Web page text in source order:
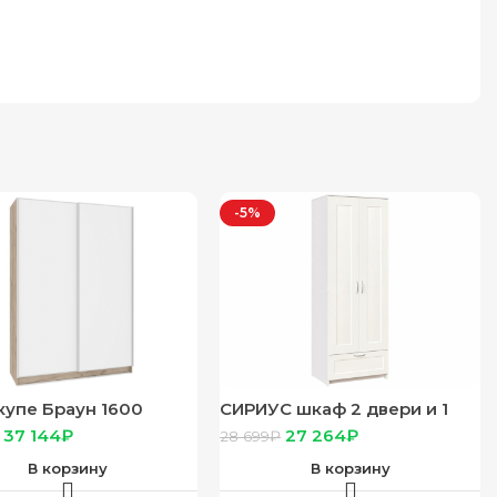
Браун 1600
серый дуб/белый
37 144₽
В корзину
-5%
СИРИУС шкаф 2 двери и 1
ящик 78х59х220 белый RU
28 699₽ 27 264₽
В корзину